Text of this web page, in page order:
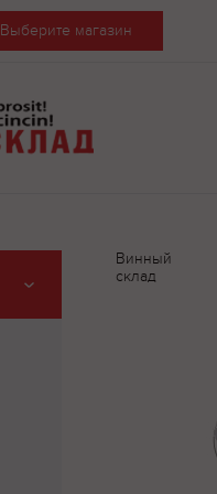
Выберите магазин
Винный
склад